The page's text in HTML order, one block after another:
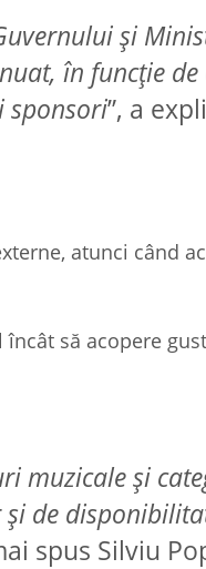
și
în funcție de
sponsori”, a
atunci când
să acopere
muzicale și
de
spus Silviu